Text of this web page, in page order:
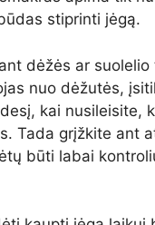
stiprinti jėgą.
dėžės ar
nuo dėžutės,
kai nusileisite,
Tada grįžkite ant
būti labai